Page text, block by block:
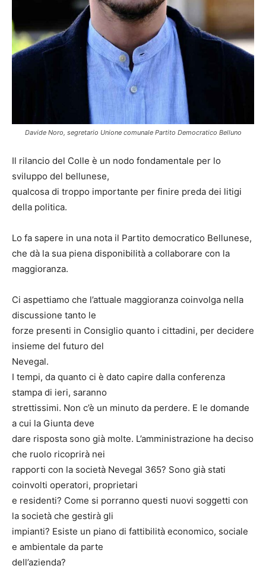
Davide Noro, segretario Unione comunale Partito Democratico Belluno
Il rilancio del Colle è un nodo fondamentale per lo
sviluppo del bellunese,
qualcosa di troppo importante per finire preda dei litigi
della politica.
Lo fa sapere in una nota il Partito democratico Bellunese,
che dà la sua piena disponibilità a collaborare con la
maggioranza.
Ci aspettiamo che l’attuale maggioranza coinvolga nella
discussione tanto le
forze presenti in Consiglio quanto i cittadini, per decidere
insieme del futuro del
Nevegal.
I tempi, da quanto ci è dato capire dalla conferenza
stampa di ieri, saranno
strettissimi. Non c’è un minuto da perdere. E le domande
a cui la Giunta deve
dare risposta sono già molte. L’amministrazione ha deciso
che ruolo ricoprirà nei
rapporti con la società Nevegal 365? Sono già stati
coinvolti operatori, proprietari
e residenti? Come si porranno questi nuovi soggetti con
la società che gestirà gli
impianti? Esiste un piano di fattibilità economico, sociale
e ambientale da parte
dell’azienda?